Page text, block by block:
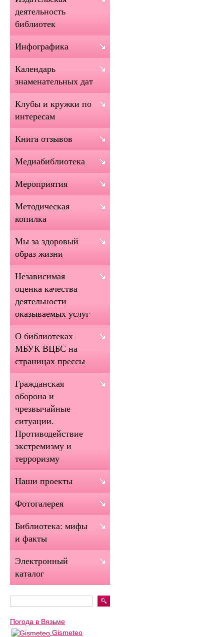
деятельность
библиотек
Инфографика
Календарь
знаменательных дат
Клубы и кружки по
интересам
Книга отзывов
Медиабиблиотека
Мероприятия
Методическая
копилка
Мы за здоровый
образ жизни
Независимая
оценка качества
деятельности
оказываемых услуг
О библиотеках
МБУК ВЦБС на
страницах прессы
Гражданская
оборона и
чрезвычайные
ситуации.
Противодействие
экстремизму и
терроризму
Наши проекты
Фотогалерея
Библиотека: мифы
и факты
Электронный
каталог
Погода в Вязьме
Gismeteo